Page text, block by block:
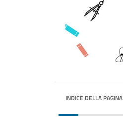
INDICE DELLA PAGINA